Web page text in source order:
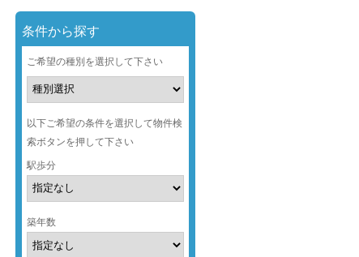
条件から探す
ご希望の種別を選択して下さい
以下ご希望の条件を選択して物件検
索ボタンを押して下さい
駅歩分
築年数